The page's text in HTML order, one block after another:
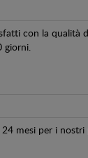
con la qualità
giorni.
24 mesi per i